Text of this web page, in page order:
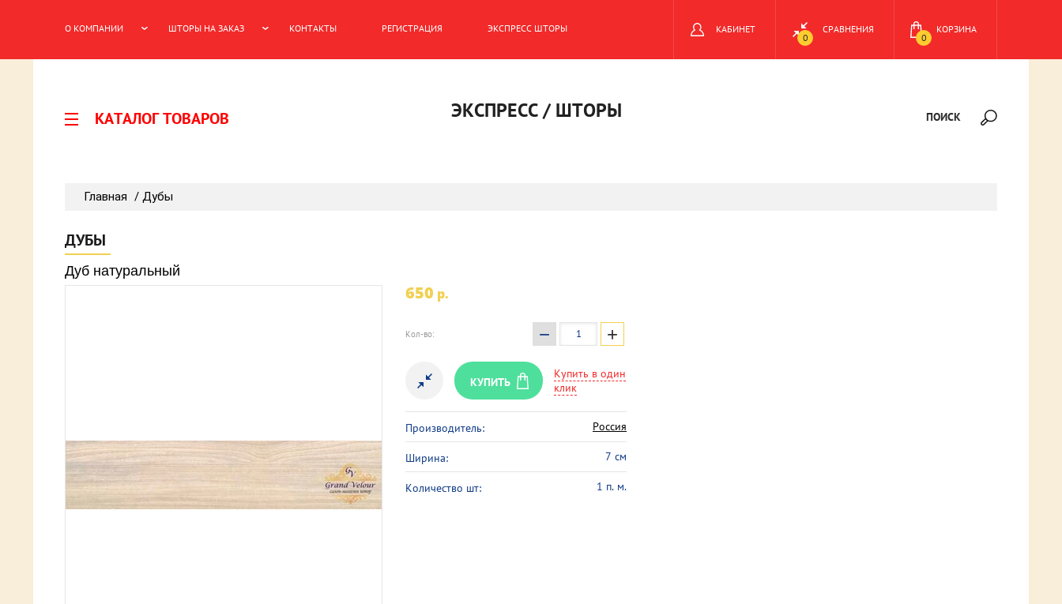
О КОМПАНИИ ШТОРЫ НА ЗАКАЗ КОНТАКТЫ РЕГИСТРАЦИЯ
ЭКСПРЕСС ШТОРЫ
0
КОРЗИНА
СРАВНЕНИЯ
0
КАБИНЕТ
КАТАЛОГ ТОВАРОВ ПОИСК
ЭКСПРЕСС / ШТОРЫ
Главная / Дубы
ДУБЫ
Дуб натуральный
650 p.
Кол-во: − +
КУПИТЬ
Купить в один
клик
Производитель: Россия
Ширина: 7 см
Количество шт: 1 п. м.